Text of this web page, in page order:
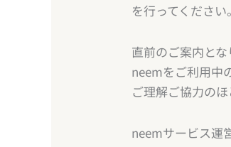
を行ってください。
直前のご案内とな
neemをご利用中
ご理解ご協力の
neemサービス運